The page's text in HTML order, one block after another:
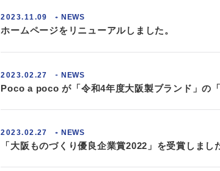
2023.11.09 NEWS
ホームページをリニューアルしました。
2023.02.27 NEWS
Poco a poco が「令和4年度大阪製ブランド」の
2023.02.27 NEWS
「大阪ものづくり優良企業賞2022」を受賞しまし